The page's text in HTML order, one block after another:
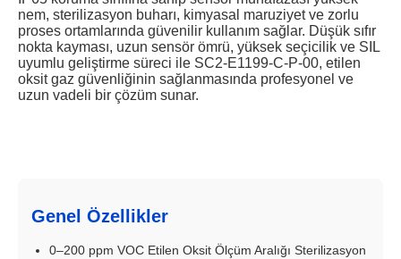
nem, sterilizasyon buharı, kimyasal maruziyet ve zorlu
proses ortamlarında güvenilir kullanım sağlar. Düşük sıfır
nokta kayması, uzun sensör ömrü, yüksek seçicilik ve SIL
uyumlu geliştirme süreci ile SC2-E1199-C-P-00, etilen
oksit gaz güvenliğinin sağlanmasında profesyonel ve
uzun vadeli bir çözüm sunar.
Genel Özellikler
0–200 ppm VOC Etilen Oksit Ölçüm Aralığı Sterilizasyon